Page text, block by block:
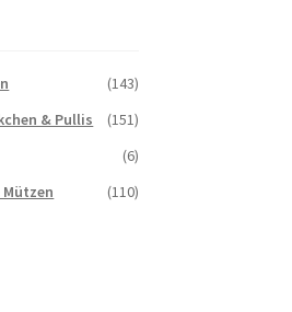
(143)
& Pullis
(151)
(6)
(110)